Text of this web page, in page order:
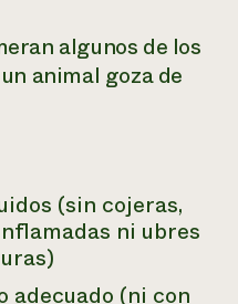
algunos de los
animal goza de
(sin cojeras,
ni ubres
adecuado (ni con